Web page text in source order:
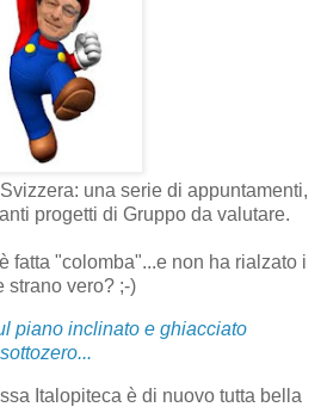
una serie di appuntamenti,
progetti di Gruppo da valutare.
fatta "colomba"...e non ha rialzato i
strano vero? ;-)
piano inclinato e ghiacciato
Italopiteca è di nuovo tutta bella